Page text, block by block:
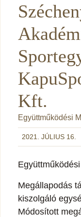
Kft.
Együttműködési
2021. JÚLIUS 16.
Megállapodás
kiszolgáló
Módosított